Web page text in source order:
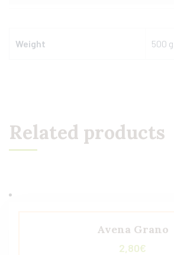
Weight 500 g
Related products
Avena Grano
2,80€